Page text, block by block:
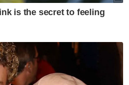
berstruktur di atas tanah
25 daripadanya
setakat hujung tahun
akan dihadang
kawat berduri jenis